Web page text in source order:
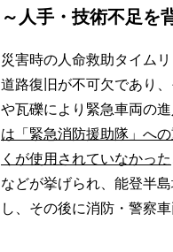
～人手・技術不足を
災害時の人命救助タイム
道路復旧が不可欠であり
や瓦礫により緊急車両の
は「緊急消防援助隊」へ
くが使用されていなかった
などが挙げられ、能登半
し、その後に消防・警察